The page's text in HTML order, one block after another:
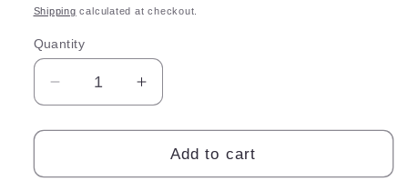
price
Shipping calculated at checkout.
Quantity
Quantity
Decrease
quantity
for
Increase
quantity
for
BIKINIAdd to cart